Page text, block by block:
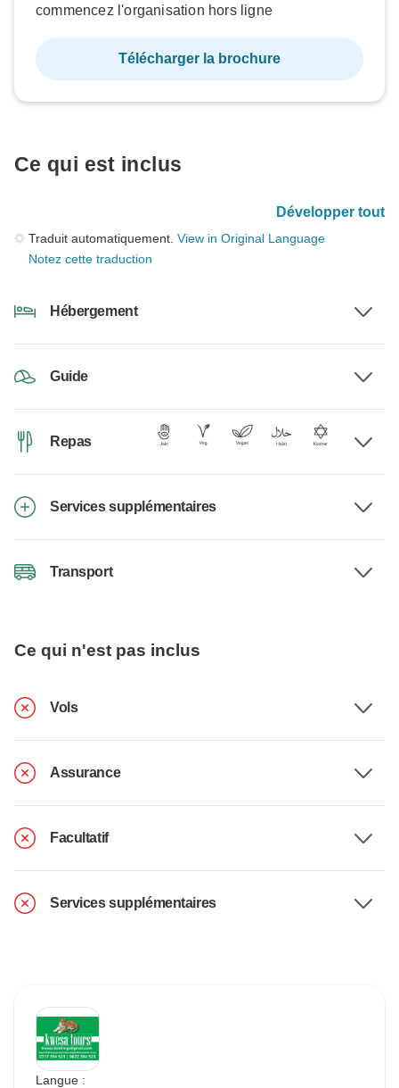
commencez l'organisation hors ligne
Télécharger la brochure
Ce qui est inclus
Développer tout
Traduit automatiquement. View in Original Language
Notez cette traduction
Hébergement
Guide
Repas
Services supplémentaires
Transport
Ce qui n'est pas inclus
Vols
Assurance
Facultatif
Services supplémentaires
Langue :